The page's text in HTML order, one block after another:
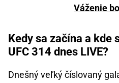
Váženie
Kedy sa začína a kde
UFC 314 dnes LIVE?
Dnešný veľký číslovaný